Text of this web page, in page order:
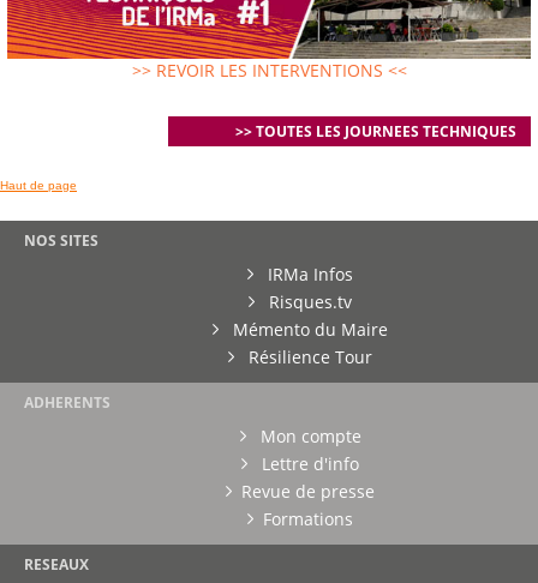
>> REVOIR LES INTERVENTIONS <<
>> TOUTES LES JOURNEES TECHNIQUES
Haut de page
NOS SITES
IRMa Infos
Risques.tv
Mémento du Maire
Résilience Tour
ADHERENTS
Mon compte
Lettre d'info
Revue de presse
Formations
RESEAUX